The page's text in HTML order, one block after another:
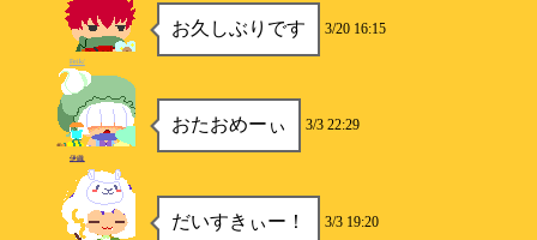
お久しぶりです 3/20 16:15
Feik/
おたおめーぃ 3/3 22:29
伊織
だいすきぃー！ 3/3 19:20